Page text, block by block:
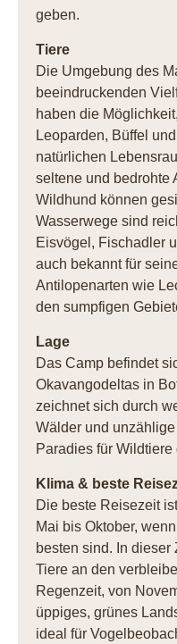
geben.
Tiere
Die Umgebung des
beeindruckenden
haben die
Leoparden, Büffel
natürlichen
seltene und bedrohte
Wildhund können
Wasserwege sind
Eisvögel, Fischadler
auch bekannt für
Antilopenarten wie
den sumpfigen
Lage
Das Camp befindet
Okavangodeltas in
zeichnet sich durch
Wälder und
Paradies für Wildtiere
Klima & beste
Die beste Reisezeit
Mai bis Oktober,
besten sind. In
Tiere an den
Regenzeit, von
üppiges, grünes
ideal für